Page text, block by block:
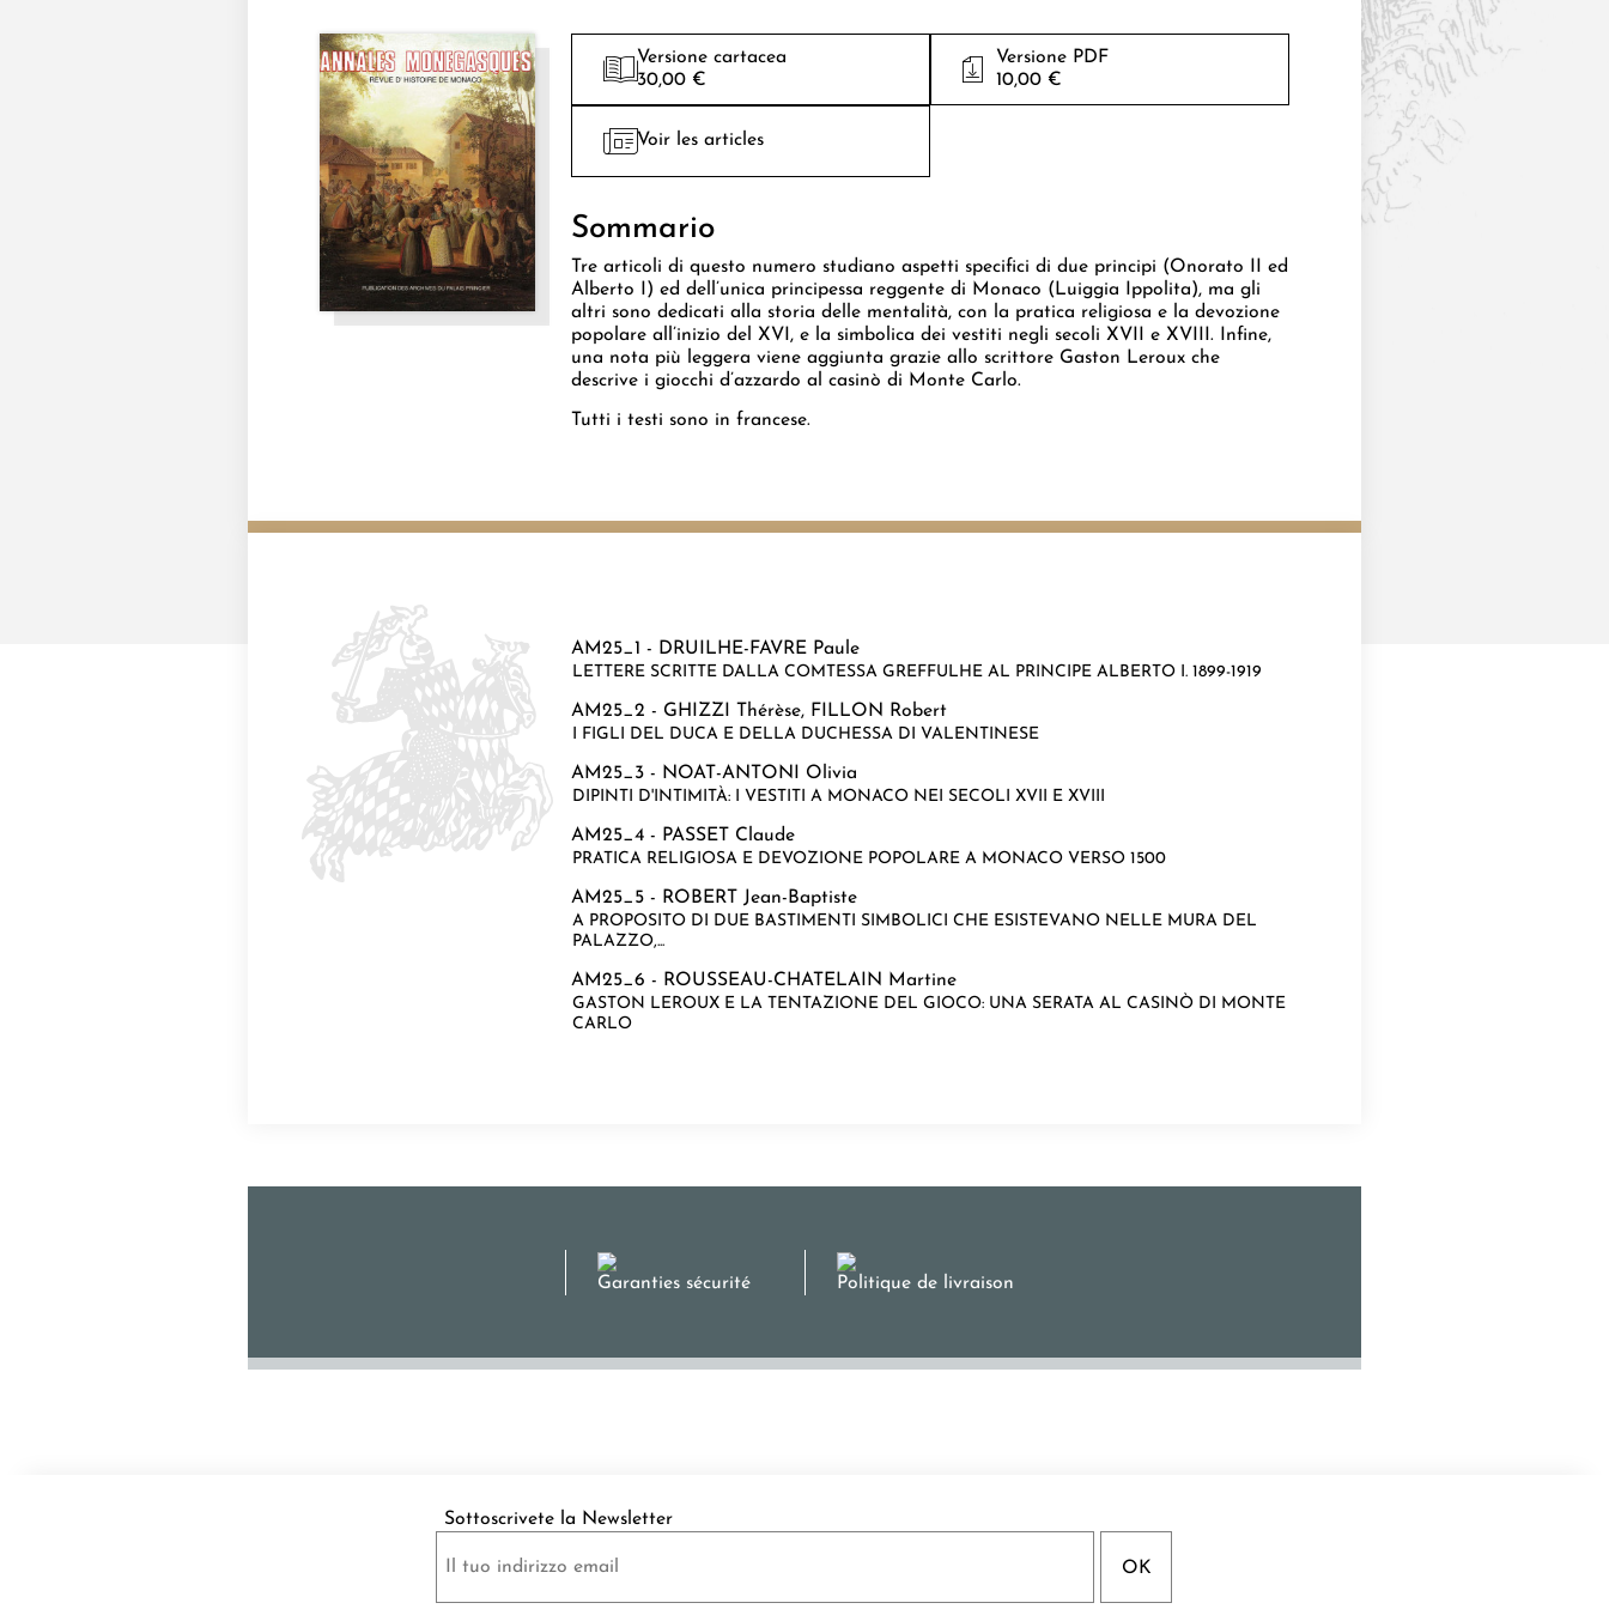
Versione cartacea
30,00 €
Versione PDF
10,00 €
Voir les articles
Sommario
Tre articoli di questo numero studiano aspetti specifici di due principi (Onorato II ed
Alberto I) ed dell’unica principessa reggente di Monaco (Luiggia Ippolita), ma gli
altri sono dedicati alla storia delle mentalità, con la pratica religiosa e la devozione
popolare all’inizio del XVI, e la simbolica dei vestiti negli secoli XVII e XVIII. Infine,
una nota più leggera viene aggiunta grazie allo scrittore Gaston Leroux che
descrive i giocchi d’azzardo al casinò di Monte Carlo.
Tutti i testi sono in francese.
AM25_1 - DRUILHE-FAVRE Paule
LETTERE SCRITTE DALLA COMTESSA GREFFULHE AL PRINCIPE ALBERTO I. 1899-1919
AM25_2 - GHIZZI Thérèse, FILLON Robert
I FIGLI DEL DUCA E DELLA DUCHESSA DI VALENTINESE
AM25_3 - NOAT-ANTONI Olivia
DIPINTI D'INTIMITÀ: I VESTITI A MONACO NEI SECOLI XVII E XVIII
AM25_4 - PASSET Claude
PRATICA RELIGIOSA E DEVOZIONE POPOLARE A MONACO VERSO 1500
AM25_5 - ROBERT Jean-Baptiste
A PROPOSITO DI DUE BASTIMENTI SIMBOLICI CHE ESISTEVANO NELLE MURA DEL
PALAZZO,...
AM25_6 - ROUSSEAU-CHATELAIN Martine
GASTON LEROUX E LA TENTAZIONE DEL GIOCO: UNA SERATA AL CASINÒ DI MONTE
CARLO
Garanties sécurité Politique de livraison
Sottoscrivete la Newsletter